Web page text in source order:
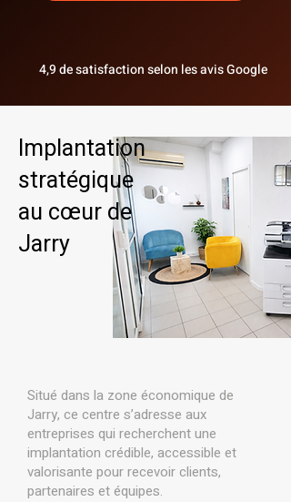
4,9 de satisfaction selon les avis Google
Implantation
stratégique
au cœur de
Jarry
Situé dans la zone économique de
Jarry, ce centre s’adresse aux
entreprises qui recherchent une
implantation crédible, accessible et
valorisante pour recevoir clients,
partenaires et équipes.